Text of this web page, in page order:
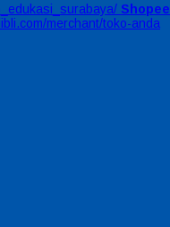
Shopee
merchant/toko-anda